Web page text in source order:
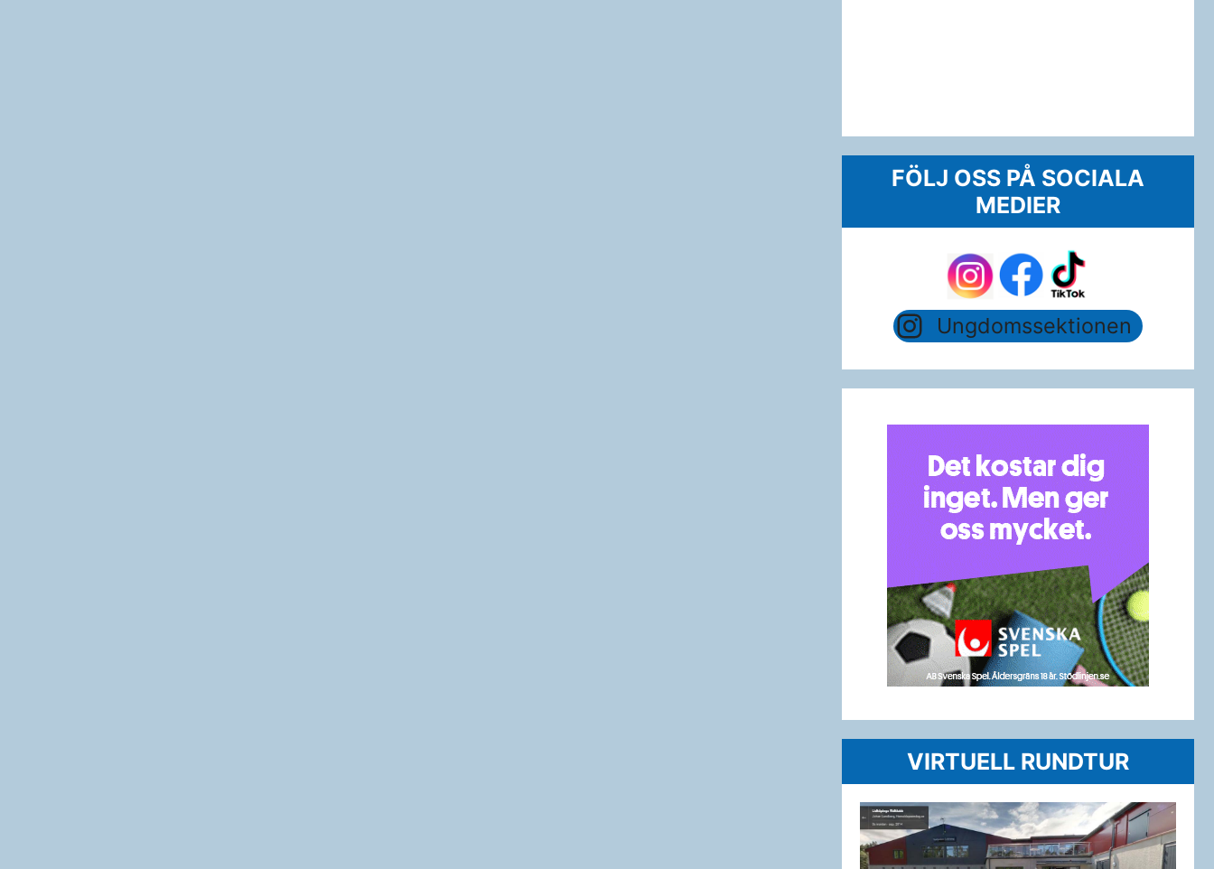
FÖLJ OSS PÅ SOCIALA
MEDIER
Ungdomssektionen
VIRTUELL RUNDTUR